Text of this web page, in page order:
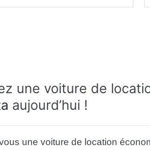
une voiture de
aujourd’hui !
une voiture de location